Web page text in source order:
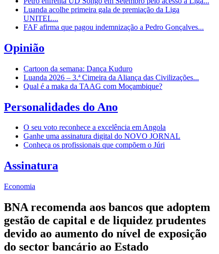
Luanda acolhe primeira gala de premiação da Liga
UNITEL...
FAF afirma que pagou indemnização a Pedro Gonçalves...
Opinião
Cartoon da semana: Dança Kuduro
Luanda 2026 – 3.ª Cimeira da Aliança das Civilizações...
Qual é a maka da TAAG com Moçambique?
Personalidades do Ano
O seu voto reconhece a excelência em Angola
Ganhe uma assinatura digital do NOVO JORNAL
Conheça os profissionais que compõem o Júri
Assinatura
Economia
BNA recomenda aos bancos que adoptem
gestão de capital e de liquidez prudentes
devido ao aumento do nível de exposição
do sector bancário ao Estado